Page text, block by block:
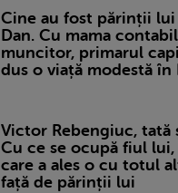
Cine au fost părinții
Dan. Cu mama
muncitor, primarul
dus o viață modestă în
Victor Rebengiuc, tată
Cu ce se ocupă fiul lui,
care a ales o cu totul
față de părinții lui